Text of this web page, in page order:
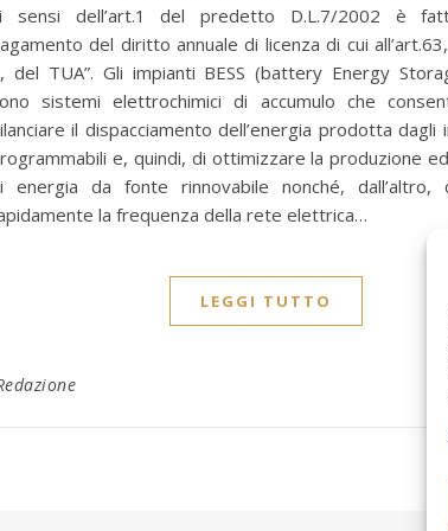
sensi dell’art.1 del predetto D.L.7/2002 è
del diritto annuale di licenza di cui
del TUA”. Gli impianti BESS (battery Energy
sistemi elettrochimici di accumulo che
il dispacciamento dell’energia prodotta dagli
e, quindi, di ottimizzare la produzione
energia da fonte rinnovabile nonché, dall’altro,
la frequenza della rete elettrica…
LEGGI TUTTO